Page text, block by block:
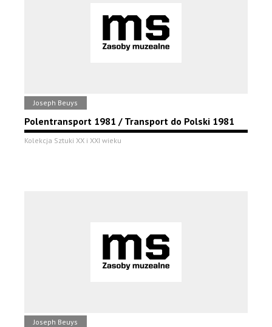
Joseph Beuys
Polentransport 1981 / Transport do Polski 1981
Kolekcja Sztuki XX i XXI wieku
Joseph Beuys